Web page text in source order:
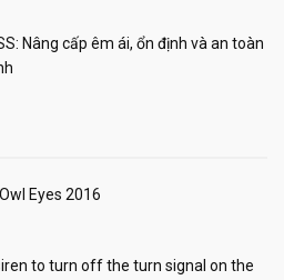
Nâng cấp êm ái, ổn định và an toàn
Eyes 2016
to turn off the turn signal on the